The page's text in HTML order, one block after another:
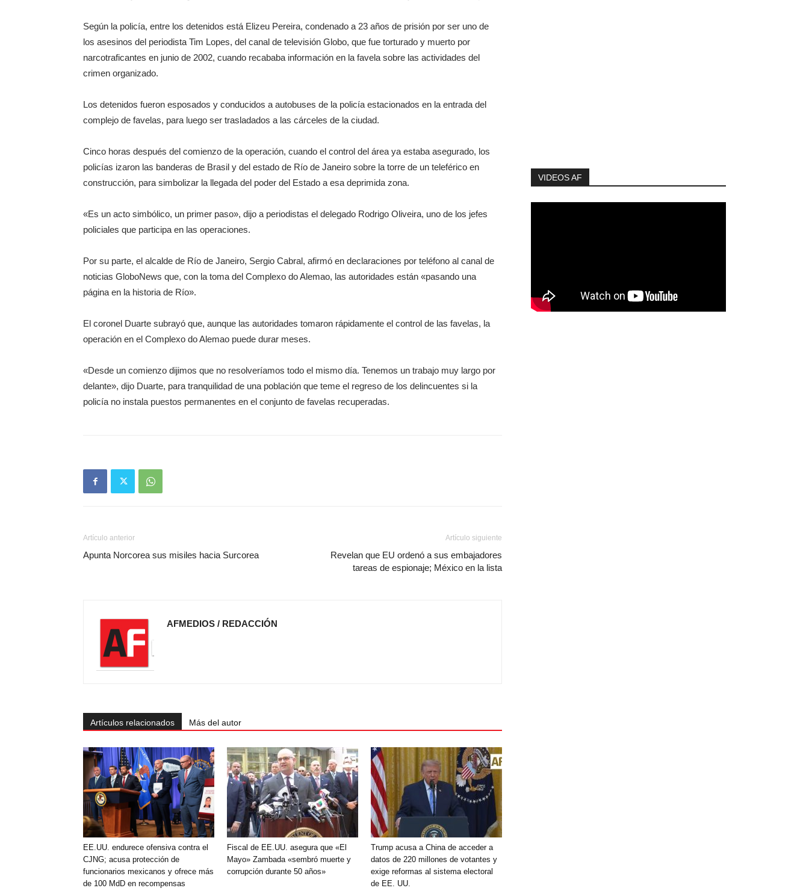
Según la policía, entre los detenidos está Elizeu Pereira, condenado a 23 años de prisión por ser uno de
los asesinos del periodista Tim Lopes, del canal de televisión Globo, que fue torturado y muerto por
narcotraficantes en junio de 2002, cuando recababa información en la favela sobre las actividades del
crimen organizado.
Los detenidos fueron esposados y conducidos a autobuses de la policía estacionados en la entrada del
complejo de favelas, para luego ser trasladados a las cárceles de la ciudad.
Cinco horas después del comienzo de la operación, cuando el control del área ya estaba asegurado, los
policías izaron las banderas de Brasil y del estado de Río de Janeiro sobre la torre de un teleférico en
construcción, para simbolizar la llegada del poder del Estado a esa deprimida zona.
«Es un acto simbólico, un primer paso», dijo a periodistas el delegado Rodrigo Oliveira, uno de los jefes
policiales que participa en las operaciones.
Por su parte, el alcalde de Río de Janeiro, Sergio Cabral, afirmó en declaraciones por teléfono al canal de
noticias GloboNews que, con la toma del Complexo do Alemao, las autoridades están «pasando una
página en la historia de Río».
El coronel Duarte subrayó que, aunque las autoridades tomaron rápidamente el control de las favelas, la
operación en el Complexo do Alemao puede durar meses.
«Desde un comienzo dijimos que no resolveríamos todo el mismo día. Tenemos un trabajo muy largo por
delante», dijo Duarte, para tranquilidad de una población que teme el regreso de los delincuentes si la
policía no instala puestos permanentes en el conjunto de favelas recuperadas.
Artículo anterior
Apunta Norcorea sus misiles hacia Surcorea
Artículo siguiente
Revelan que EU ordenó a sus embajadores
tareas de espionaje; México en la lista
AFMEDIOS / REDACCIÓN
Artículos relacionados Más del autor
EE.UU. endurece ofensiva contra el
CJNG; acusa protección de
funcionarios mexicanos y ofrece más
de 100 MdD en recompensas
Fiscal de EE.UU. asegura que «El
Mayo» Zambada «sembró muerte y
corrupción durante 50 años»
Trump acusa a China de acceder a
datos de 220 millones de votantes y
exige reformas al sistema electoral
de EE. UU.
VIDEOS AF